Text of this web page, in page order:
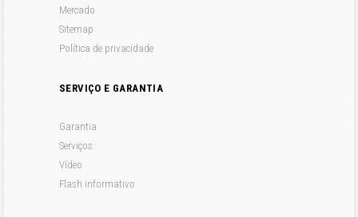
Mercado
Sitemap
Política de privacidade
SERVIÇO E GARANTIA
Garantia
Serviços
Vídeo
Flash informativo